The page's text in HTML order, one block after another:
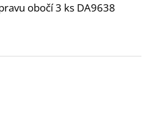
obočí 3 ks DA9638